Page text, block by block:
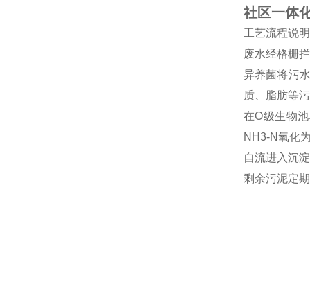
社区一体
工艺流程说
废水经格栅
异养菌将污
质、脂肪等
在O级生物
NH3-N氧化
自流进入沉
剩余污泥定